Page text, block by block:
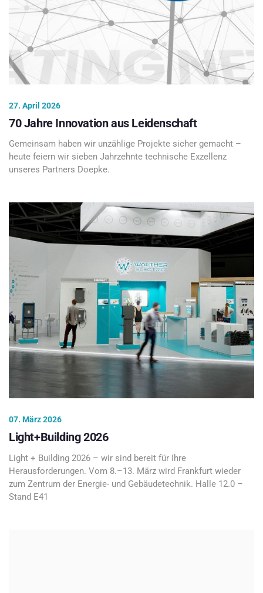
27. April 2026
70 Jahre Innovation aus Leidenschaft
Gemeinsam haben wir unzählige Projekte sicher gemacht –
heute feiern wir sieben Jahrzehnte technische Exzellenz
unseres Partners Doepke.
07. März 2026
Light+Building 2026
Light + Building 2026 – wir sind bereit für Ihre
Herausforderungen. Vom 8.–13. März wird Frankfurt wieder
zum Zentrum der Energie- und Gebäudetechnik. Halle 12.0 –
Stand E41